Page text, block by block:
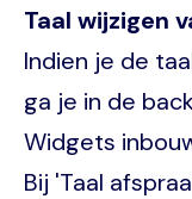
Taal wijzigen
Indien je de
ga je in de
Widgets
Bij 'Taal